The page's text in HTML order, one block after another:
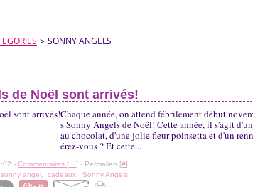
> SONNY ANGELS
de Noël sont arrivés!
Chaque année, on attend fébrilement début
s Sonny Angels de Noël! Cette année, il s'agit
au chocolat, d'une jolie fleur poinsetta et d'un
érez-vous ? Et cette...
- Commentaires [ ] - Permalien [#]
sonny angel cadeaux Sonny Angels